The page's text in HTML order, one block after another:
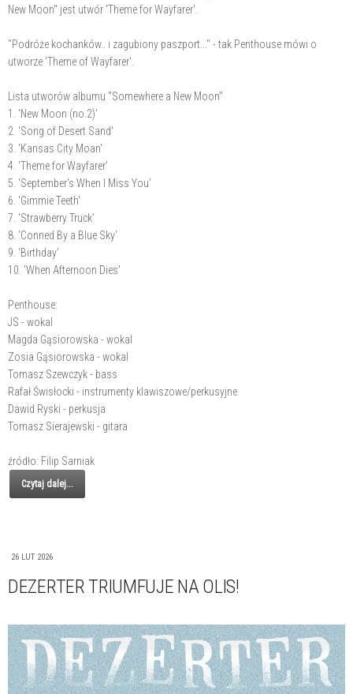
New Moon" jest utwór 'Theme for Wayfarer'.
"Podróże kochanków.. i zagubiony paszport..." - tak Penthouse mówi o
utworze 'Theme of Wayfarer'.
Lista utworów albumu "Somewhere a New Moon"
1. 'New Moon (no.2)'
2. 'Song of Desert Sand'
3. 'Kansas City Moan'
4. 'Theme for Wayfarer'
5. 'September's When I Miss You'
6. 'Gimmie Teeth'
7. 'Strawberry Truck'
8. 'Conned By a Blue Sky'
9. 'Birthday'
10. 'When Afternoon Dies'
Penthouse:
JS - wokal
Magda Gąsiorowska - wokal
Zosia Gąsiorowska - wokal
Tomasz Szewczyk - bass
Rafał Świsłocki - instrumenty klawiszowe/perkusyjne
Dawid Ryski - perkusja
Tomasz Sierajewski - gitara
źródło: Filip Sarniak
Czytaj dalej...
26 LUT 2026
DEZERTER TRIUMFUJE NA OLIS!